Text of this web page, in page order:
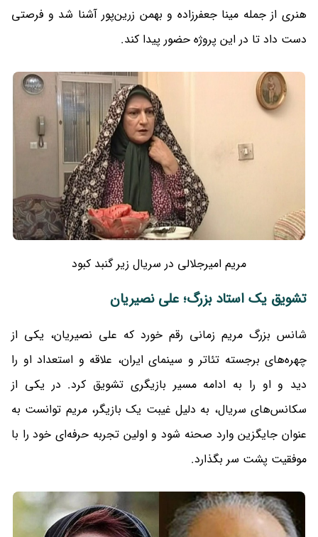
هنری از جمله مینا جعفرزاده و بهمن زرین‌پور آشنا شد و فرصتی
دست داد تا در این پروژه حضور پیدا کند.
مریم امیرجلالی در سریال زیر گنبد کبود
تشویق یک استاد بزرگ؛ علی نصیریان
شانس بزرگ مریم زمانی رقم خورد که علی نصیریان، یکی از
چهره‌های برجسته تئاتر و سینمای ایران، علاقه و استعداد او را
دید و او را به ادامه مسیر بازیگری تشویق کرد. در یکی از
سکانس‌های سریال، به دلیل غیبت یک بازیگر، مریم توانست به
عنوان جایگزین وارد صحنه شود و اولین تجربه حرفه‌ای خود را با
موفقیت پشت سر بگذارد.